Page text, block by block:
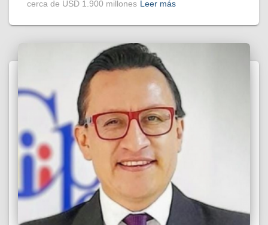
cerca de USD 1.900 millones Leer más